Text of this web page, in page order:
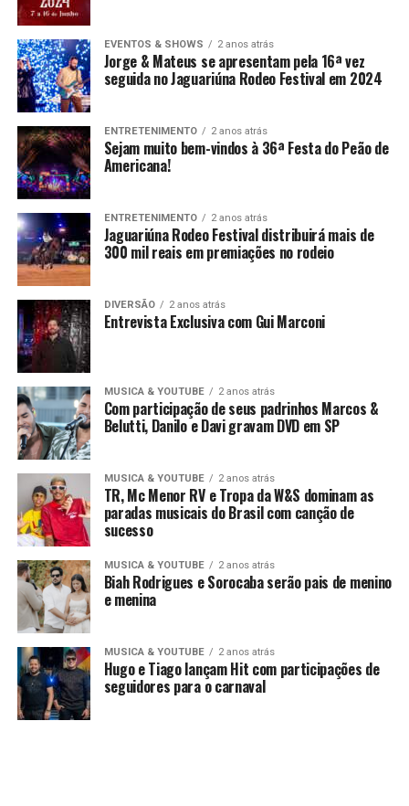
EVENTOS & SHOWS 2 anos atrás
Jorge & Mateus se apresentam pela 16ª vez
seguida no Jaguariúna Rodeo Festival em 2024
ENTRETENIMENTO 2 anos atrás
Sejam muito bem-vindos à 36ª Festa do Peão de
Americana!
ENTRETENIMENTO 2 anos atrás
Jaguariúna Rodeo Festival distribuirá mais de
300 mil reais em premiações no rodeio
DIVERSÃO 2 anos atrás
Entrevista Exclusiva com Gui Marconi
MUSICA & YOUTUBE 2 anos atrás
Com participação de seus padrinhos Marcos &
Belutti, Danilo e Davi gravam DVD em SP
MUSICA & YOUTUBE 2 anos atrás
TR, Mc Menor RV e Tropa da W&S dominam as
paradas musicais do Brasil com canção de
sucesso
MUSICA & YOUTUBE 2 anos atrás
Biah Rodrigues e Sorocaba serão pais de menino
e menina
MUSICA & YOUTUBE 2 anos atrás
Hugo e Tiago lançam Hit com participações de
seguidores para o carnaval